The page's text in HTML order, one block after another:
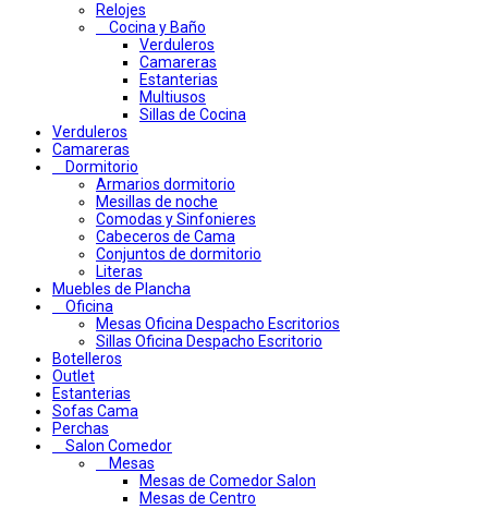
Relojes
Cocina y Baño
Verduleros
Camareras
Estanterias
Multiusos
Sillas de Cocina
Verduleros
Camareras
Dormitorio
Armarios dormitorio
Mesillas de noche
Comodas y Sinfonieres
Cabeceros de Cama
Conjuntos de dormitorio
Literas
Muebles de Plancha
Oficina
Mesas Oficina Despacho Escritorios
Sillas Oficina Despacho Escritorio
Botelleros
Outlet
Estanterias
Sofas Cama
Perchas
Salon Comedor
Mesas
Mesas de Comedor Salon
Mesas de Centro